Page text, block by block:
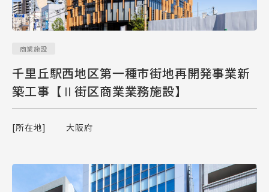
商業施設
千里丘駅西地区第一種市街地再開発事業新
築工事【Ⅱ街区商業業務施設】
[所在地] 大阪府